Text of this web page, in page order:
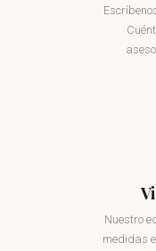
Nuestro
medidas